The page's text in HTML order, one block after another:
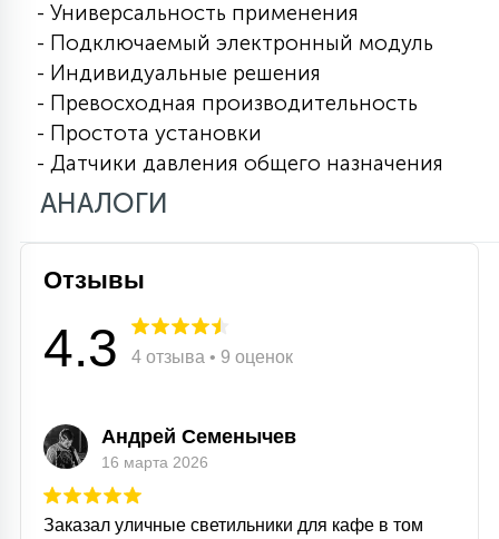
С УПРАВЛЕНИЕМ
АКСЕССУАРЫ
- Универсальность применения
- Подключаемый электронный модуль
- Индивидуальные решения
- Превосходная производительность
- Простота установки
- Датчики давления общего назначения
АНАЛОГИ
Отзывы
4.3 4 отзыва • 9 оценок
Андрей Семенычев
16 марта 2026
Заказал уличные светильники для кафе в том